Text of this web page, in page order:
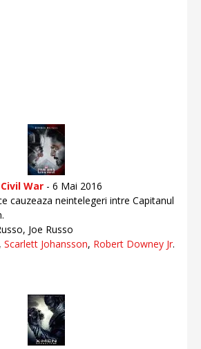
War - 6 Mai 2016
cauzeaza neintelegeri intre Capitanul
Joe Russo
, Scarlett Johansson, Robert Downey Jr.